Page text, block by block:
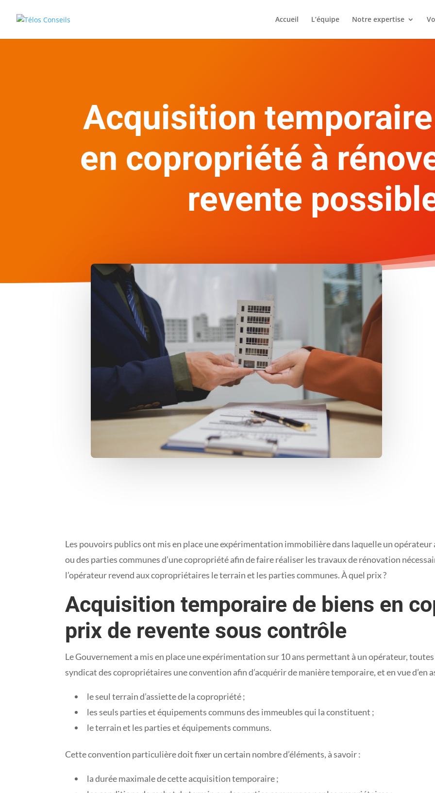
Accueil L’équipe Notre expertise
Acquisition
en copropriété à
revente
Les pouvoirs publics ont mis en place une expérimentation immobilière dans laquelle un
ou des parties communes d’une copropriété afin de faire réaliser les travaux de rénovation
l’opérateur revend aux copropriétaires le terrain et les parties communes. À quel prix ?
Acquisition temporaire de biens en
prix de revente sous contrôle
Le Gouvernement a mis en place une expérimentation sur 10 ans permettant à un opérateur,
syndicat des copropriétaires une convention afin d’acquérir de manière temporaire, et en vue d’en
le seul terrain d’assiette de la copropriété ;
les seuls parties et équipements communs des immeubles qui la constituent ;
le terrain et les parties et équipements communs.
Cette convention particulière doit fixer un certain nombre d’éléments, à savoir :
la durée maximale de cette acquisition temporaire ;